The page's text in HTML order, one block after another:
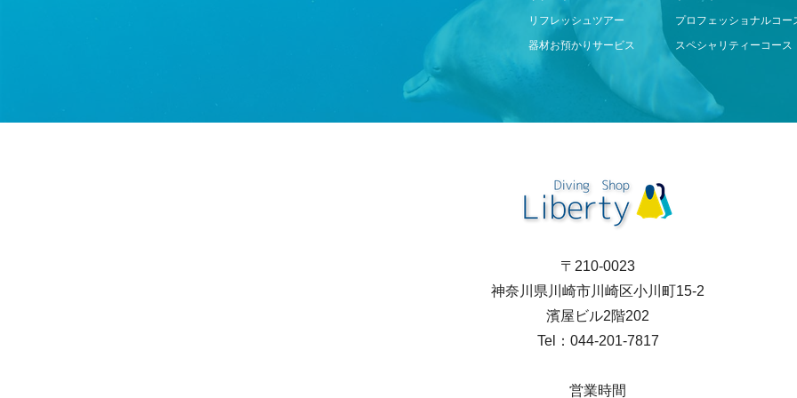
リフレッシュツアー
器材お預かりサービス
プロフェッショナルコー
スペシャリティーコース
〒210-0023
神奈川県川崎市川崎区小川町15-2
濱屋ビル2階202
Tel：044-201-7817
営業時間